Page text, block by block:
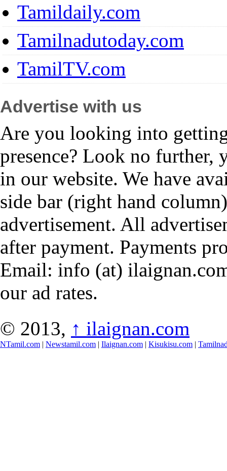
Tamildaily.com
Tamilnadutoday.com
TamilTV.com
Advertise with us
Are you looking into
presence? Look no further,
in our website. We have
side bar (right hand
advertisement. All
after payment. Payments
Email: info (at)
our ad rates.
© 2013, ↑ ilaignan.com
NTamil.com | Newstamil.com | Ilaignan.com | Kisukisu.com |